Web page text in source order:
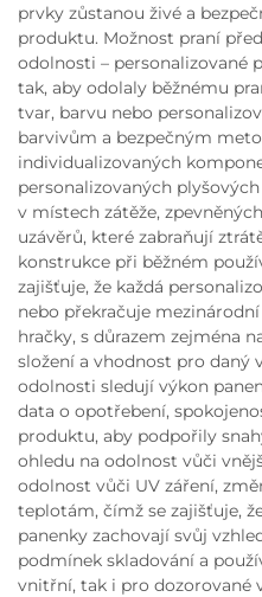
prvky zůstanou živé a
produktu. Možnost praní
odolnosti – personalizované
tak, aby odolaly běžnému
tvar, barvu nebo
barvivům a bezpečným
individualizovaných
personalizovaných
v místech zátěže,
uzávěrů, které zabraňují
konstrukce při běžném
zajišťuje, že každá
nebo překračuje
hračky, s důrazem zejména
složení a vhodnost pro daný
odolnosti sledují výkon
data o opotřebení,
produktu, aby podpořily
ohledu na odolnost vůči
odolnost vůči UV záření,
teplotám, čímž se zajišťuje,
panenky zachovají svůj
podmínek skladování a
vnitřní, tak i pro dozorované